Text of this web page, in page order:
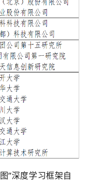
”深度学习框架自